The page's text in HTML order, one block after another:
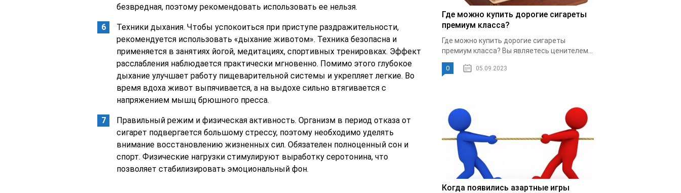
безвредная, поэтому рекомендовать использовать ее нельзя.
Техники дыхания. Чтобы успокоиться при приступе раздражительности,
рекомендуется использовать «дыхание животом». Техника безопасна и
применяется в занятиях йогой, медитациях, спортивных тренировках. Эффект
расслабления наблюдается практически мгновенно. Помимо этого глубокое
дыхание улучшает работу пищеварительной системы и укрепляет легкие. Во
время вдоха живот выпячивается, а на выдохе сильно втягивается с
напряжением мышц брюшного пресса.
Правильный режим и физическая активность. Организм в период отказа от
сигарет подвергается большому стрессу, поэтому необходимо уделять
внимание восстановлению жизненных сил. Обязателен полноценный сон и
спорт. Физические нагрузки стимулируют выработку серотонина, что
позволяет стабилизировать эмоциональный фон.
Где можно купить дорогие сигареты
премиум класса?
Где можно купить дорогие сигареты
премиум класса? Вы являетесь ценителем...
0 05.09.2023
Когда появились азартные игры